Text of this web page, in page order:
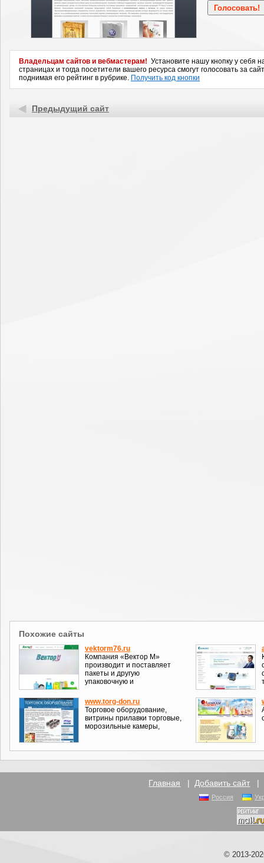
Владельцам сайтов и вебмастерам! Установите нашу кнопку у себя
страницах и тогда посетители вашего ресурса смогут голосовать за
поднимая его рейтинг в рубрике. Получить код кнопки
Предыдущий сайт
Похожие сайты
vektorm76.ru
Компания «Вектор М»
производит и поставляет
пакеты и другую
упаковочную и
www.torg-don.ru
Торговое оборудование,
витрины прилавки торговые,
морозильные камеры,
Главная | Добавить сайт |
Россия
© 2013-